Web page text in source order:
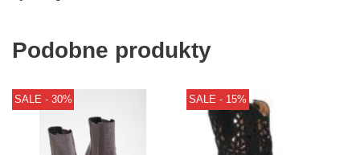
Podobne produkty
SALE - 30% SALE - 15%